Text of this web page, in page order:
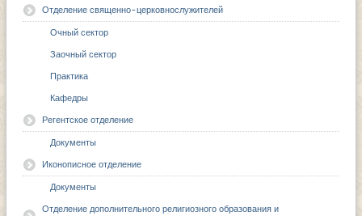
Отделение священно-церковнослужителей
Очный сектор
Заочный сектор
Практика
Кафедры
Регентское отделение
Документы
Иконописное отделение
Документы
Отделение дополнительного религиозного образования и